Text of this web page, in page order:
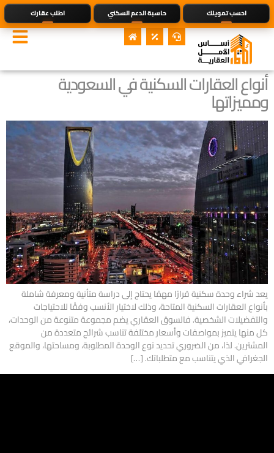
احسب تمويلك حاسبة الدعم السكني اطلب عقارك
أنواع العقارات السكنية في السعودية
ومميزاتها
يعد شراء وحدة سكنية قرارًا مهمًا يحتاج إلى دراسة متأنية ومعرفة شاملة
بأنواع العقارات السكنية المتاحة، وذلك لاختيار الأنسب وفقًا للاحتياجات
والتفضيلات الشخصية. فالسوق العقاري يضم مجموعة متنوعة من الوحدات،
كل منها يتميز بمواصفات وأسعار مختلفة تناسب شرائح متعددة من
المشترين. لذا، من الضروري تحديد نوع الوحدة المطلوبة، ومساحتها، والموقع
الجغرافي الذي يتناسب مع متطلباتك. […]